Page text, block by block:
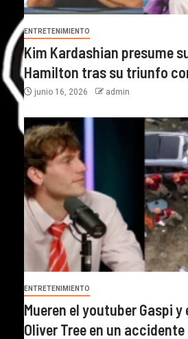
ENTRETENIMIENTO
Kim Kardashian presume
Hamilton tras su triunfo
junio 16, 2026 admin
ENTRETENIMIENTO
Mueren el youtuber Gaspi
Oliver Tree en un